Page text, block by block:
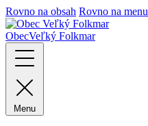
Rovno na obsah Rovno na menu
ObecVeľký Folkmar
Menu